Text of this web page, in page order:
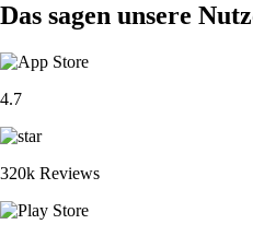
Das sagen unsere
4.7
320k Reviews